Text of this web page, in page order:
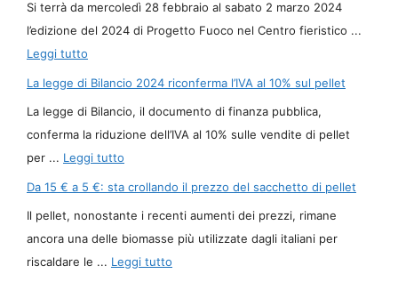
Si terrà da mercoledì 28 febbraio al sabato 2 marzo 2024
l’edizione del 2024 di Progetto Fuoco nel Centro fieristico ...
Leggi tutto
La legge di Bilancio 2024 riconferma l’IVA al 10% sul pellet
La legge di Bilancio, il documento di finanza pubblica,
conferma la riduzione dell’IVA al 10% sulle vendite di pellet
per ... Leggi tutto
Da 15 € a 5 €: sta crollando il prezzo del sacchetto di pellet
Il pellet, nonostante i recenti aumenti dei prezzi, rimane
ancora una delle biomasse più utilizzate dagli italiani per
riscaldare le ... Leggi tutto